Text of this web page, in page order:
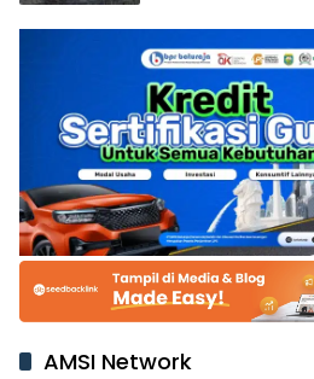
AMSI Network